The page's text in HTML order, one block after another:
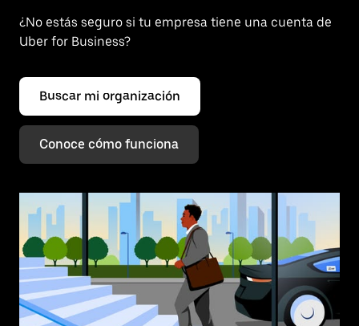
¿No estás seguro si tu empresa tiene una cuenta de
Uber for Business?
Buscar mi organización
Conoce cómo funciona